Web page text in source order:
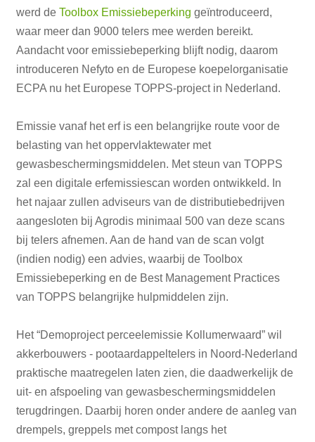
werd deToolbox Emissiebeperking geïntroduceerd,
waar meer dan 9000 telers mee werden bereikt.
Aandacht voor emissiebeperking blijft nodig, daarom
introduceren Nefyto en de Europese koepelorganisatie
ECPA nu het Europese TOPPS-project in Nederland.
Emissie vanaf het erf is een belangrijke route voor de
belasting van het oppervlaktewater met
gewasbeschermingsmiddelen. Met steun van TOPPS
zal een digitale erfemissiescan worden ontwikkeld. In
het najaar zullen adviseurs van de distributiebedrijven
aangesloten bij Agrodis minimaal 500 van deze scans
bij telers afnemen. Aan de hand van de scan volgt
(indien nodig) een advies, waarbij de Toolbox
Emissiebeperking en de Best Management Practices
van TOPPS belangrijke hulpmiddelen zijn.
Het “Demoproject perceelemissie Kollumerwaard” wil
akkerbouwers - pootaardappeltelers in Noord-Nederland
praktische maatregelen laten zien, die daadwerkelijk de
uit- en afspoeling van gewasbeschermingsmiddelen
terugdringen. Daarbij horen onder andere de aanleg van
drempels, greppels met compost langs het